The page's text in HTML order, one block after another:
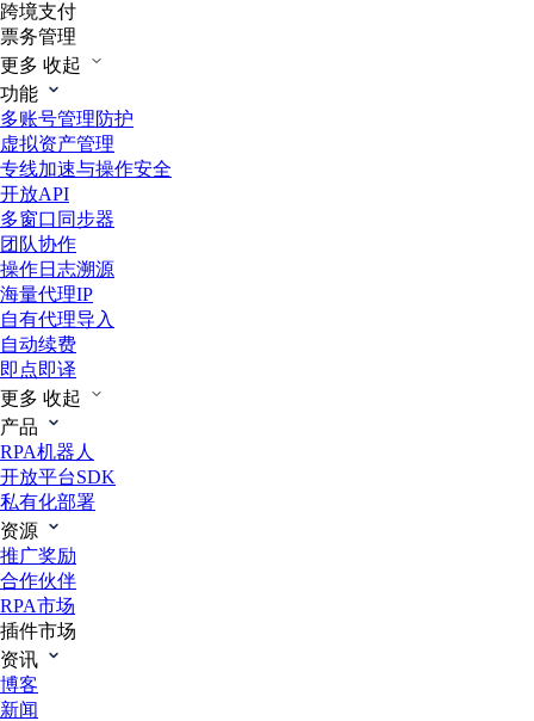
跨境支付
票务管理
更多 收起
功能
多账号管理防护
虚拟资产管理
专线加速与操作安全
开放API
多窗口同步器
团队协作
操作日志溯源
海量代理IP
自有代理导入
自动续费
即点即译
更多 收起
产品
RPA机器人
开放平台SDK
私有化部署
资源
推广奖励
合作伙伴
RPA市场
插件市场
资讯
博客
新闻